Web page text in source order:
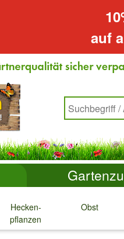
auf
Hecken-
pflanzen
Obst
↓